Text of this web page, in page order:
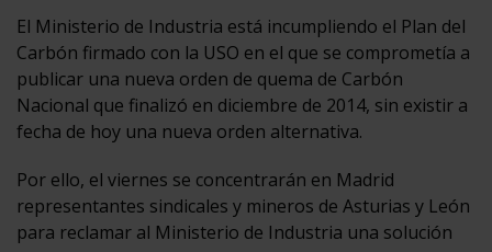
El Ministerio de Industria está incumpliendo el Plan del
Carbón firmado con la USO en el que se comprometía a
publicar una nueva orden de quema de Carbón
Nacional que finalizó en diciembre de 2014, sin existir a
fecha de hoy una nueva orden alternativa.
Por ello, el viernes se concentrarán en Madrid
representantes sindicales y mineros de Asturias y León
para reclamar al Ministerio de Industria una solución